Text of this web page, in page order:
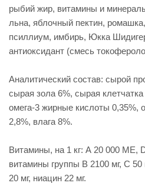
рыбий жир, витамины и
льна, яблочный пектин,
псиллиум, имбирь, Юкка
антиоксидант (смесь
Аналитический состав: сырой
сырая зола 6%, сырая
омега-3 жирные кислоты 0,35%,
2,8%, влага 8%.
Витамины, на 1 кг: А 20 000 МЕ,
витамины группы В 2100 мг, С 50
20 мг, ниацин 22 мг.